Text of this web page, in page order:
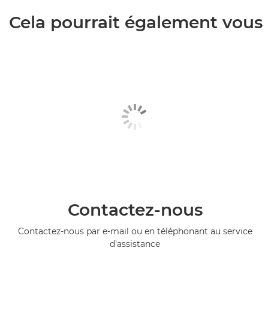
Cela pourrait également
Contactez-nous
Contactez-nous par e-mail ou en téléphonant au service
d'assistance